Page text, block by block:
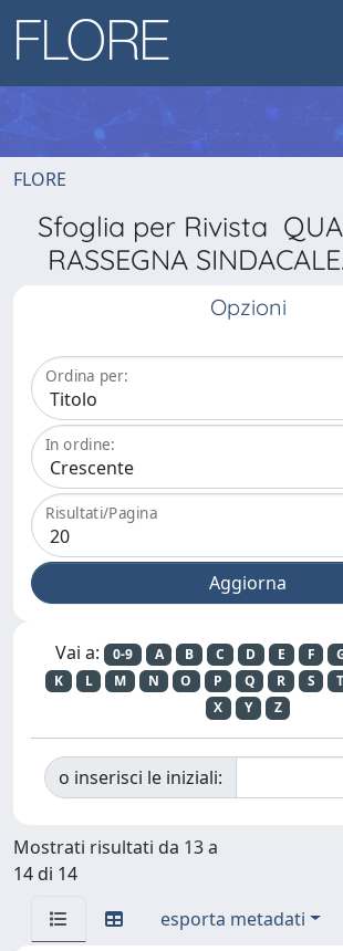
FLORE
Sfoglia per Rivista
RASSEGNA
Opzioni
Ordina per:
In ordine:
Risultati/Pagina
Vai a: 0-9 A B C D E F
K
L M N O P Q R S T
X
Y Z
o inserisci le iniziali:
Mostrati risultati da 13 a
14 di 14
esporta metadati